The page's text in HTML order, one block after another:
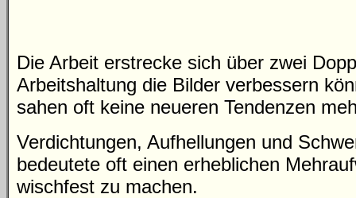
Die Arbeit erstrecke sich über zwei
Arbeitshaltung die Bilder verbessern
sahen oft keine neueren Tendenzen
Verdichtungen, Aufhellungen und
bedeutete oft einen erheblichen
wischfest zu machen.